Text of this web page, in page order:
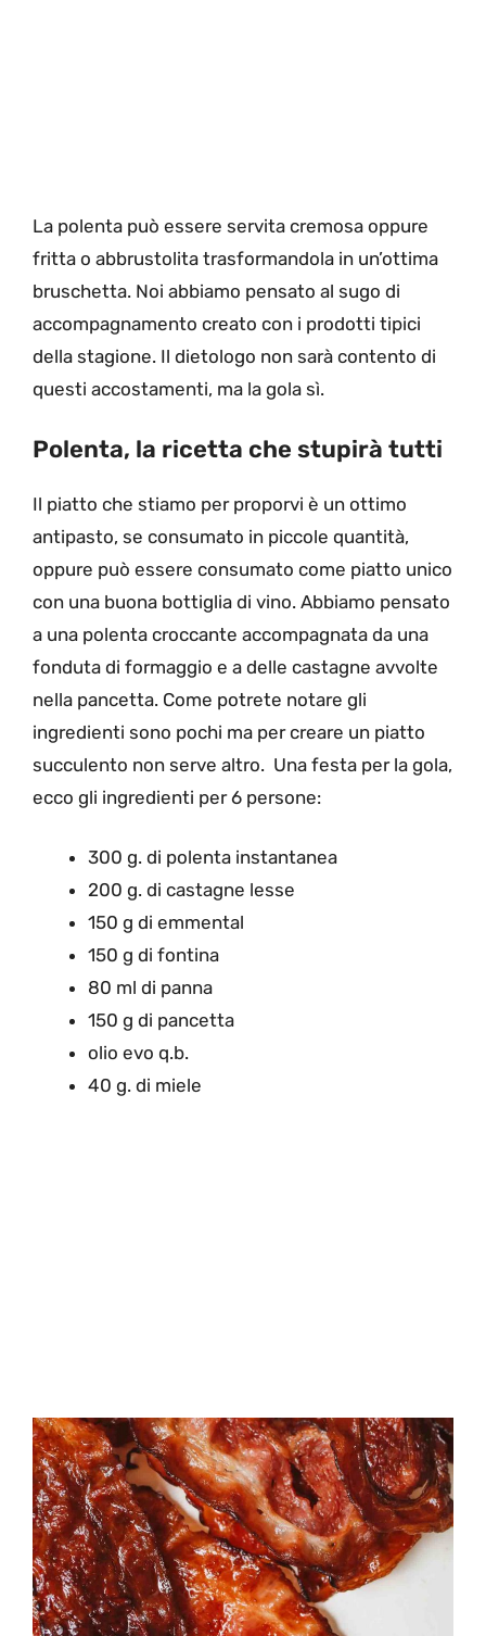
La polenta può essere servita cremosa oppure
fritta o abbrustolita trasformandola in un’ottima
bruschetta. Noi abbiamo pensato al sugo di
accompagnamento creato con i prodotti tipici
della stagione. Il dietologo non sarà contento di
questi accostamenti, ma la gola sì.
Polenta, la ricetta che stupirà tutti
Il piatto che stiamo per proporvi è un ottimo
antipasto, se consumato in piccole quantità,
oppure può essere consumato come piatto unico
con una buona bottiglia di vino. Abbiamo pensato
a una polenta croccante accompagnata da una
fonduta di formaggio e a delle castagne avvolte
nella pancetta. Come potrete notare gli
ingredienti sono pochi ma per creare un piatto
succulento non serve altro. Una festa per la gola,
ecco gli ingredienti per 6 persone:
300 g. di polenta instantanea
200 g. di castagne lesse
150 g di emmental
150 g di fontina
80 ml di panna
150 g di pancetta
olio evo q.b.
40 g. di miele